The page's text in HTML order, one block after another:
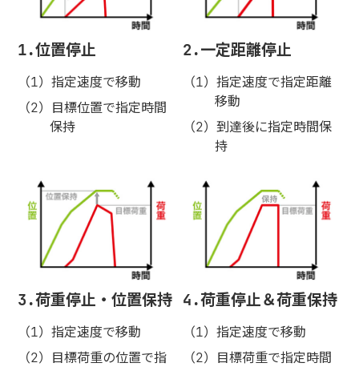
1.位置停止
指定速度で移動
目標位置で指定時間
保持
2.一定距離停止
指定速度で指定距離
移動
到達後に指定時間保
持
3.荷重停止・位置保持
指定速度で移動
目標荷重の位置で指
4.荷重停止＆荷重保持
指定速度で移動
目標荷重で指定時間